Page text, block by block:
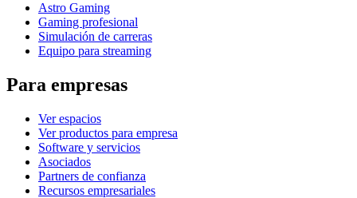
Astro Gaming
Gaming profesional
Simulación de carreras
Equipo para streaming
Para empresas
Ver espacios
Ver productos para empresa
Software y servicios
Asociados
Partners de confianza
Recursos empresariales